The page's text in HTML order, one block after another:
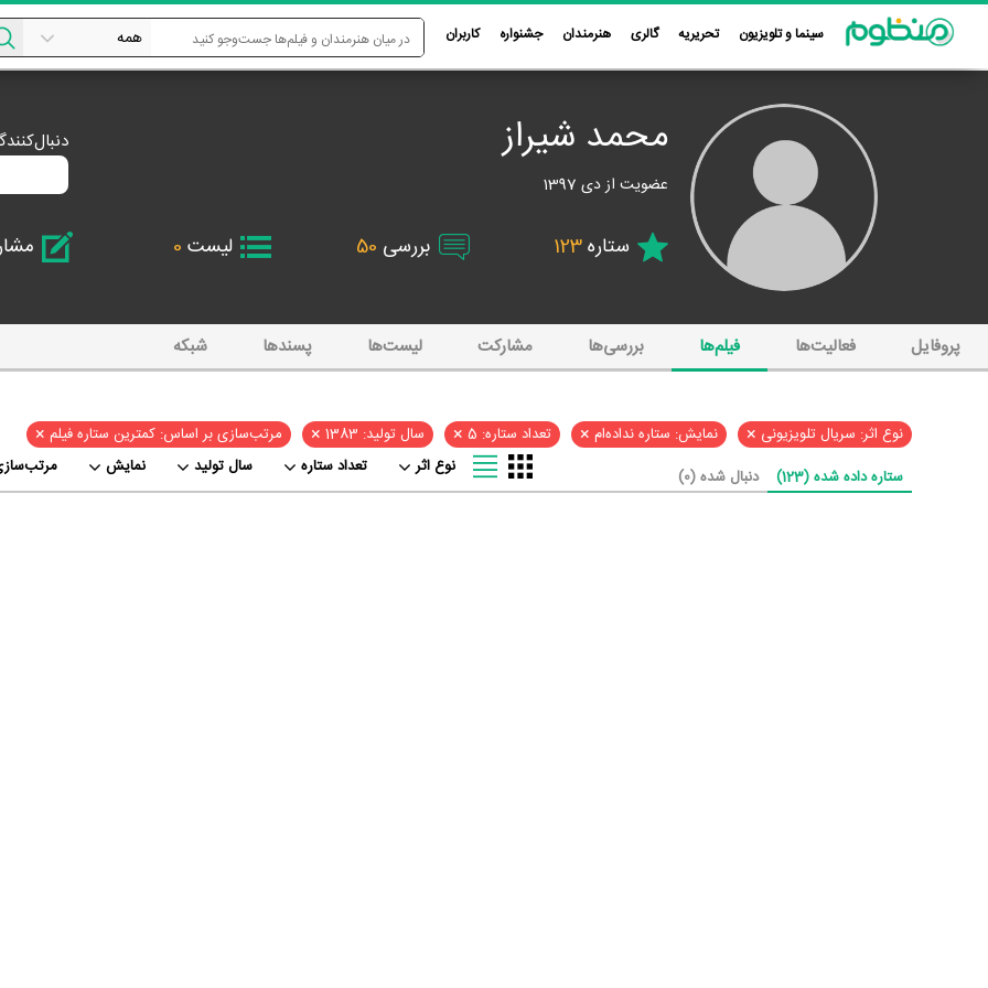
سینما و تلویزیون تحریریه گالری هنرمندان جشنواره کاربران
محمد شیراز
عضویت از دی 1397
ستاره123 بررسی 50 لیست 0
پروفایل فعالیت‌ها فیلم‌ها بررسی‌ها مشارکت لیست‌ها پسند‌ها شبکه
نوع اثر: سریال تلویزیونی × نمایش: ستاره نداده‌ام × تعداد ستاره: 5 × سال تولید: 1383 × مرتب‌سازی بر اساس: کمترین ستاره فیلم ×
ستاره داده شده (123) دنبال شده (0) نمایش سال تولید تعداد ستاره نوع اثر